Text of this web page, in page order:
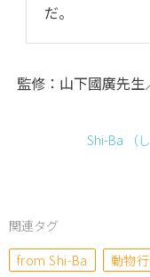
だ。
監修：山下國廣先生
Shi-Ba （し
関連タグ
from Shi-Ba
動物